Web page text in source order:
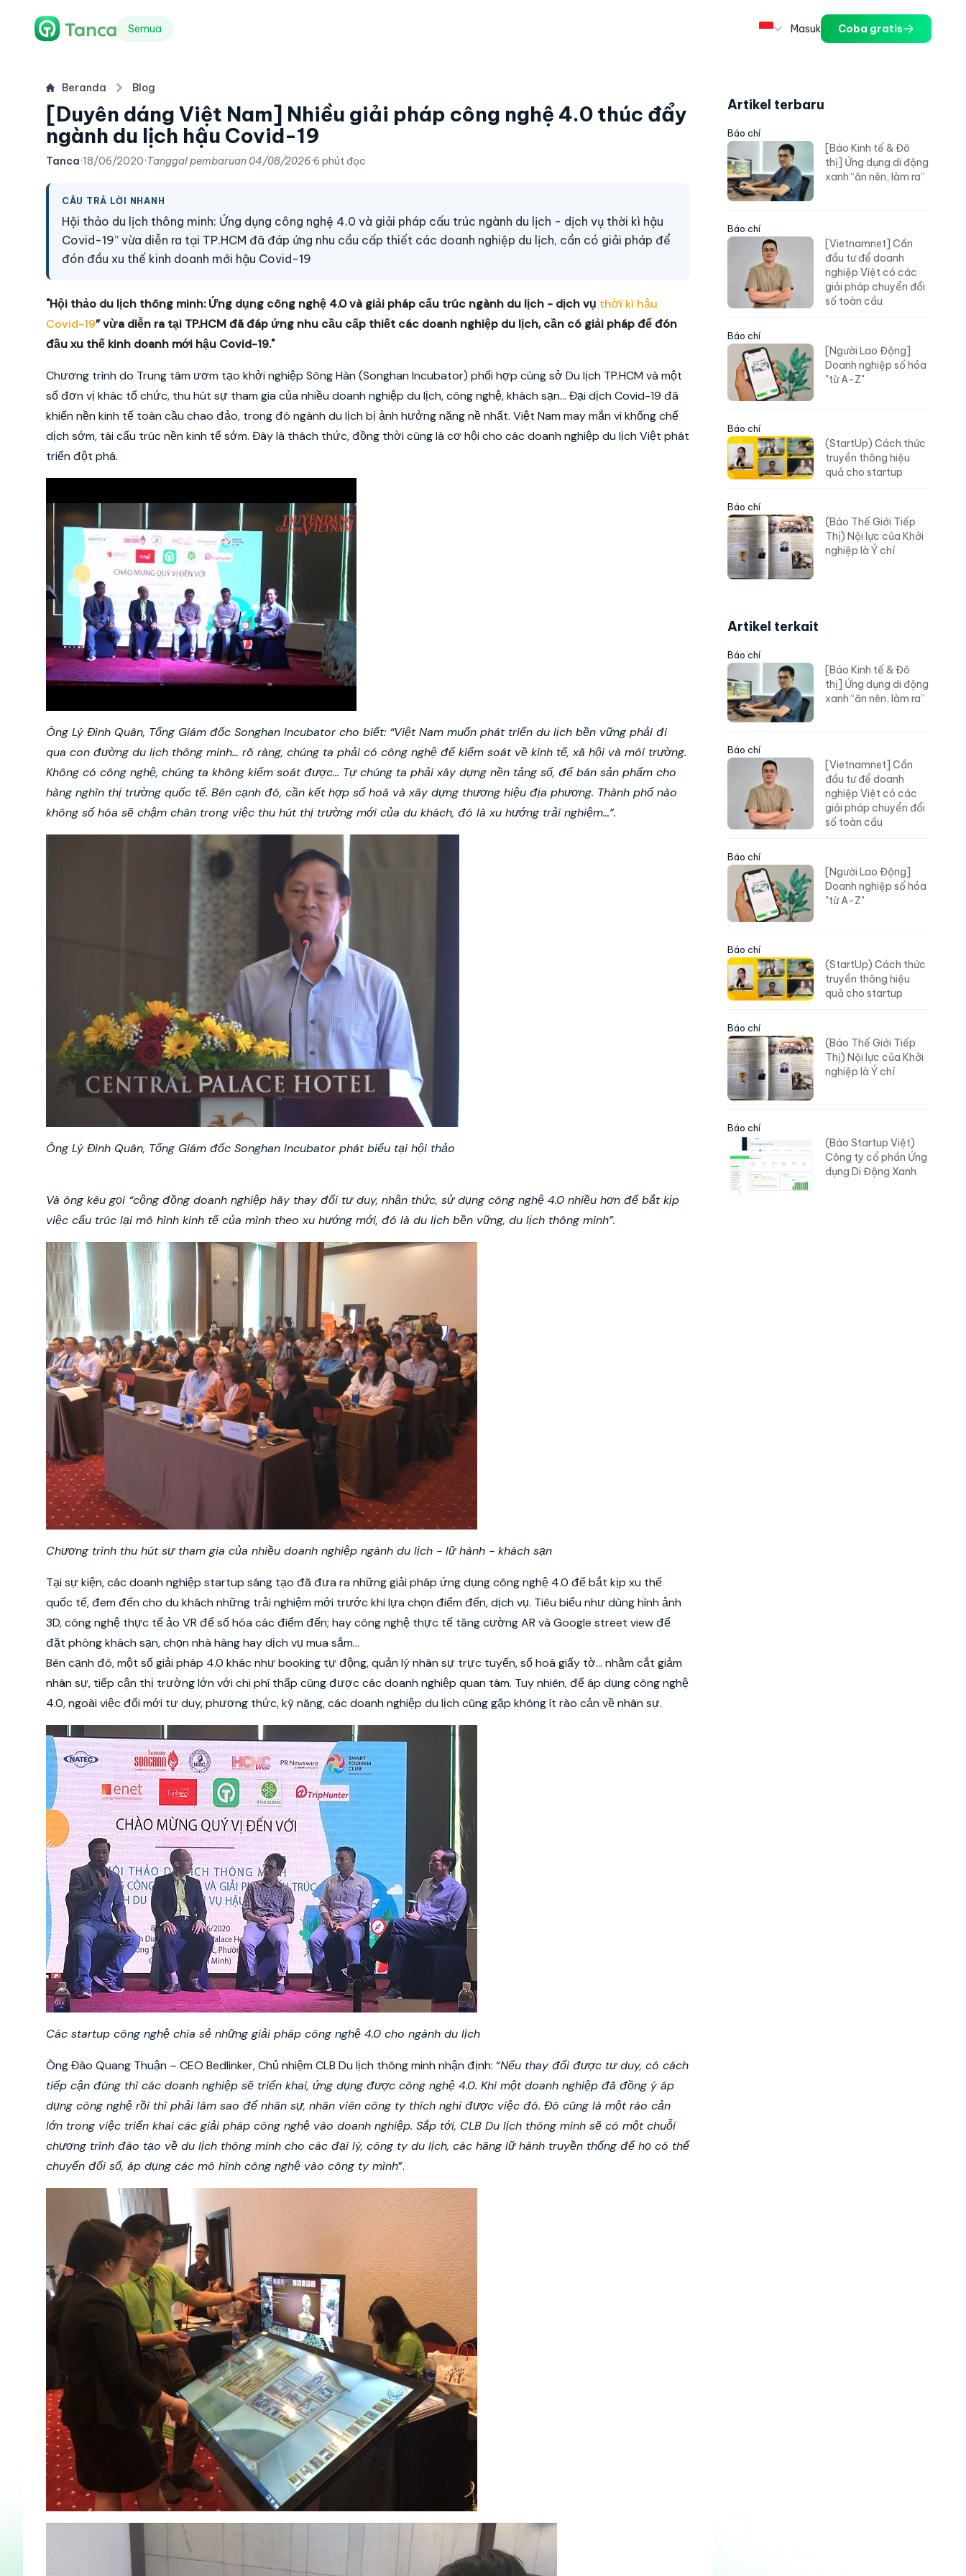
Semua Masuk Coba gratis
Beranda Blog
[Duyên dáng Việt Nam] Nhiều giải pháp công nghệ 4.0 thúc đẩy
ngành du lịch hậu Covid-19
Tanca·18/06/2020·Tanggal pembaruan04/08/2026·6 phút đọc
CÂU TRẢ LỜI NHANH
Hội thảo du lịch thông minh: Ứng dụng công nghệ 4.0 và giải pháp cấu trúc ngành du lịch - dịch vụ thời kì hậu
Covid-19” vừa diễn ra tại TP.HCM đã đáp ứng nhu cầu cấp thiết các doanh nghiệp du lịch, cần có giải pháp để
đón đầu xu thế kinh doanh mới hậu Covid-19
"Hội thảo du lịch thông minh: Ứng dụng công nghệ 4.0 và giải pháp cấu trúc ngành du lịch - dịch vụ thời kì hậu
Covid-19” vừa diễn ra tại TP.HCM đã đáp ứng nhu cầu cấp thiết các doanh nghiệp du lịch, cần có giải pháp để đón
đầu xu thế kinh doanh mới hậu Covid-19."
Chương trình do Trung tâm ươm tạo khởi nghiệp Sông Hàn (Songhan Incubator) phối hợp cùng sở Du lịch TP.HCM và một
số đơn vị khác tổ chức, thu hút sự tham gia của nhiều doanh nghiệp du lịch, công nghệ, khách sạn… Đại dịch Covid-19 đã
khiến nền kinh tế toàn cầu chao đảo, trong đó ngành du lịch bị ảnh hưởng nặng nề nhất. Việt Nam may mắn vì khống chế
dịch sớm, tái cấu trúc nền kinh tế sớm. Đây là thách thức, đồng thời cũng là cơ hội cho các doanh nghiệp du lịch Việt phát
triển đột phá.
Ông Lý Đình Quân, Tổng Giám đốc Songhan Incubator cho biết: “Việt Nam muốn phát triển du lịch bền vững phải đi
qua con đường du lịch thông minh… rõ ràng, chúng ta phải có công nghệ để kiểm soát về kinh tế, xã hội và môi trường.
Không có công nghệ, chúng ta không kiểm soát được… Tự chúng ta phải xây dựng nền tảng số, để bán sản phẩm cho
hàng nghìn thị trường quốc tế. Bên cạnh đó, cần kết hợp số hoá và xây dựng thương hiệu địa phương. Thành phố nào
không số hóa sẽ chậm chân trong việc thu hút thị trường mới của du khách, đó là xu hướng trải nghiệm…”.
Ông Lý Đình Quân, Tổng Giám đốc Songhan Incubator phát biểu tại hội thảo
Và ông kêu gọi “cộng đồng doanh nghiệp hãy thay đổi tư duy, nhận thức, sử dụng công nghệ 4.0 nhiều hơn để bắt kịp
việc cấu trúc lại mô hình kinh tế của mình theo xu hướng mới, đó là du lịch bền vững, du lịch thông minh”.
Chương trình thu hút sự tham gia của nhiều doanh nghiệp ngành du lịch - lữ hành - khách sạn
Tại sự kiện, các doanh nghiệp startup sáng tạo đã đưa ra những giải pháp ứng dụng công nghệ 4.0 để bắt kịp xu thế
quốc tế, đem đến cho du khách những trải nghiệm mới trước khi lựa chọn điểm đến, dịch vụ. Tiêu biểu như dùng hình ảnh
3D, công nghệ thực tế ảo VR để số hóa các điểm đến; hay công nghệ thực tế tăng cường AR và Google street view để
đặt phòng khách sạn, chọn nhà hàng hay dịch vụ mua sắm…
Bên cạnh đó, một số giải pháp 4.0 khác như booking tự động, quản lý nhân sự trực tuyến, số hoá giấy tờ… nhằm cắt giảm
nhân sự, tiếp cận thị trường lớn với chi phí thấp cũng được các doanh nghiệp quan tâm. Tuy nhiên, để áp dụng công nghệ
4.0, ngoài việc đổi mới tư duy, phương thức, kỹ năng, các doanh nghiệp du lịch cũng gặp không ít rào cản về nhân sự.
Các startup công nghệ chia sẻ những giải pháp công nghệ 4.0 cho ngành du lịch
Ông Đào Quang Thuận – CEO Bedlinker, Chủ nhiệm CLB Du lịch thông minh nhận định: “Nếu thay đổi được tư duy, có cách
tiếp cận đúng thì các doanh nghiệp sẽ triển khai, ứng dụng được công nghệ 4.0. Khi một doanh nghiệp đã đồng ý áp
dụng công nghệ rồi thì phải làm sao để nhân sự, nhân viên công ty thích nghi được việc đó. Đó cũng là một rào cản
lớn trong việc triển khai các giải pháp công nghệ vào doanh nghiệp. Sắp tới, CLB Du lịch thông minh sẽ có một chuỗi
chương trình đào tạo về du lịch thông minh cho các đại lý, công ty du lịch, các hãng lữ hành truyền thống để họ có thể
chuyển đổi số, áp dụng các mô hình công nghệ vào công ty mình”.
Artikel terbaru
Báo chí
[Báo Kinh tế & Đô
thị] Ứng dụng di động
xanh “ăn nên, làm ra”
Báo chí
[Vietnamnet] Cần
đầu tư để doanh
nghiệp Việt có các
giải pháp chuyển đổi
số toàn cầu
Báo chí
[Người Lao Động]
Doanh nghiệp số hóa
"từ A-Z"
Báo chí
(StartUp) Cách thức
truyền thông hiệu
quả cho startup
Báo chí
(Báo Thế Giới Tiếp
Thị) Nội lực của Khởi
nghiệp là Ý chí
Artikel terkait
Báo chí
[Báo Kinh tế & Đô
thị] Ứng dụng di động
xanh “ăn nên, làm ra”
Báo chí
[Vietnamnet] Cần
đầu tư để doanh
nghiệp Việt có các
giải pháp chuyển đổi
số toàn cầu
Báo chí
[Người Lao Động]
Doanh nghiệp số hóa
"từ A-Z"
Báo chí
(StartUp) Cách thức
truyền thông hiệu
quả cho startup
Báo chí
(Báo Thế Giới Tiếp
Thị) Nội lực của Khởi
nghiệp là Ý chí
Báo chí
(Báo Startup Việt)
Công ty cổ phần Ứng
dụng Di Động Xanh